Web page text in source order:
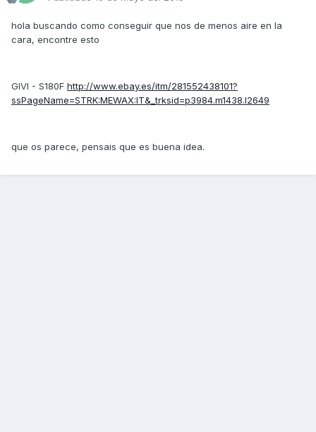
hola buscando como conseguir que nos de menos aire en la
cara, encontre esto
GIVI - S180F http://www.ebay.es/itm/281552438101?
ssPageName=STRK:MEWAX:IT&_trksid=p3984.m1438.l2649
que os parece, pensais que es buena idea.